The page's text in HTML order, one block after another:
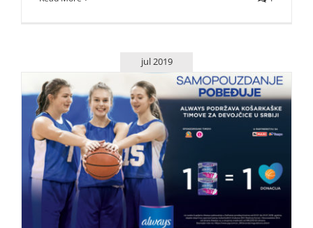
jul 2019
Always pomaže ženske tinejdž sportske timove u Srbiji
Saveti